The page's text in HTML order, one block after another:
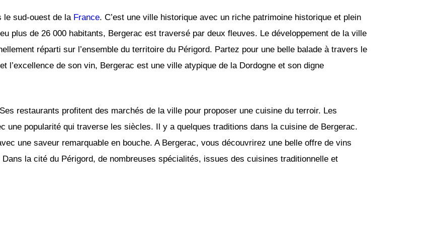
le sud-ouest de la France. C’est une ville historique avec un riche patrimoine historique et plein
plus de 26 000 habitants, Bergerac est traversé par deux fleuves. Le développement de la ville
réparti sur l’ensemble du territoire du Périgord. Partez pour une belle balade à travers le
l’excellence de son vin, Bergerac est une ville atypique de la Dordogne et son digne
restaurants profitent des marchés de la ville pour proposer une cuisine du terroir. Les
une popularité qui traverse les siècles. Il y a quelques traditions dans la cuisine de Bergerac.
une saveur remarquable en bouche. A Bergerac, vous découvrirez une belle offre de vins
la cité du Périgord, de nombreuses spécialités, issues des cuisines traditionnelle et